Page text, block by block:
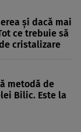
și dacă mai
ce trebuie să
cristalizare
metodă de
Bilic. Este la